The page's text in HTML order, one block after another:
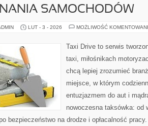
SAMOCHODÓW
LUT - 3 - 2026 MOŻLIWOŚĆ
Taxi Drive to serwis
taxi, miłośnikach
chcą lepiej zrozumieć
miejsce, w którym
entuzjazmem do aut i
nowoczesna taksówka: od
bezpieczeństwo na drodze i opłacalność